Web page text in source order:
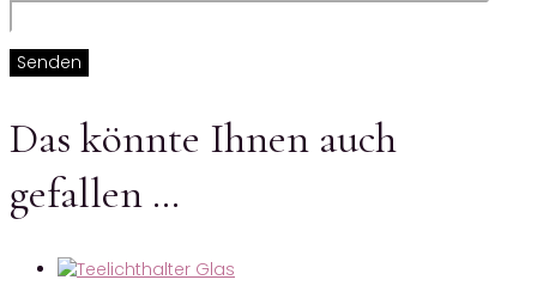
Das könnte Ihnen auch
gefallen …